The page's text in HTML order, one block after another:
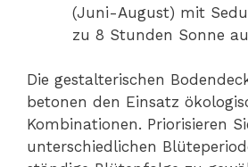
(Juni-August) mit
zu 8 Stunden Sonne
Die gestalterischen
betonen den Einsatz
Kombinationen. Priorisieren
unterschiedlichen